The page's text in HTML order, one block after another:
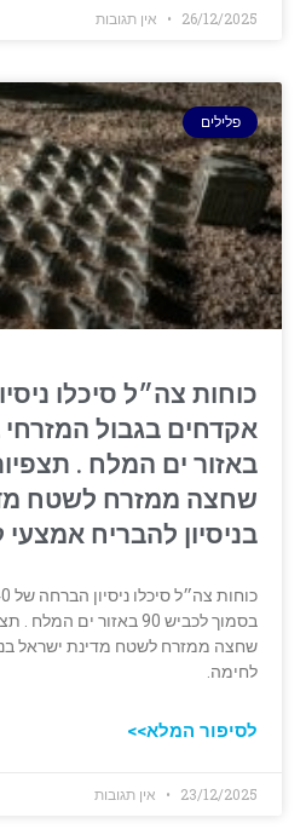
26/12/2025 אין תגובות
פלילים
באזור ים המלח .
שחצה ממזרח לשטח
בניסיון להבריח
בסמוך לכביש 90 באזור ים
שחצה ממזרח לשטח מדינת ישראל
לחימה.
לסיפור המלא>>
23/12/2025 אין תגובות